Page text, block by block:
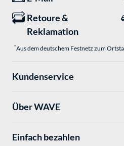
Retoure &
Reklamation
*Aus dem deutschem Festnetz zum
Kundenservice
Über WAVE
Einfach bezahlen